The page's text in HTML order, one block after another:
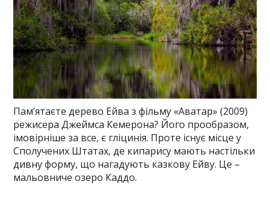
Пам’ятаєте дерево Ейва з фільму «Аватар» (2009)
режисера Джеймса Кемерона? Його прообразом,
імовірніше за все, є гліцинія. Проте існує місце у
Сполучених Штатах, де кипарису мають настільки
дивну форму, що нагадують казкову Ейву. Це –
мальовниче озеро Каддо.